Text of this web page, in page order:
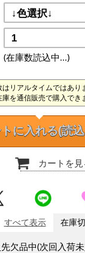
(在庫数読込中...)
リアルタイムではあり
を通信販売で購入でき
に入れる(読
カートを見
すべて表示 在庫
欠品中(次回入荷